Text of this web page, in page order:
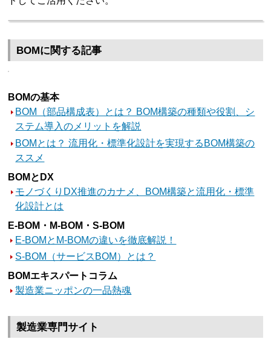
BOMに関する記事
BOMの基本
BOM（部品構成表）とは？ BOM構築の種類や役割、シ
ステム導入のメリットを解説
BOMとは？ 流用化・標準化設計を実現するBOM構築の
ススメ
BOMとDX
モノづくりDX推進のカナメ、BOM構築と流用化・標準
化設計とは
E-BOM・M-BOM・S-BOM
E-BOMとM-BOMの違いを徹底解説！
S-BOM（サービスBOM）とは？
BOMエキスパートコラム
製造業ニッポンの一品熱魂
製造業専門サイト